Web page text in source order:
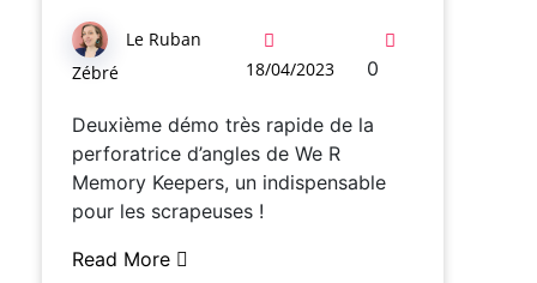
Le Ruban
Zébré
18/04/2023 0
Deuxième démo très rapide de la
perforatrice d’angles de We R
Memory Keepers, un indispensable
pour les scrapeuses !
Read More